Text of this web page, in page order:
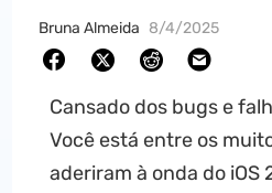
Bruna Almeida 8/4/2025
Cansado dos bugs e
Você está entre os
aderiram à onda do iOS